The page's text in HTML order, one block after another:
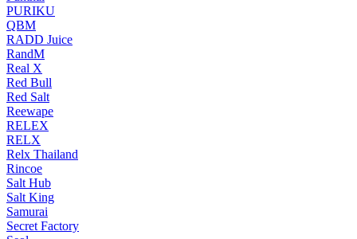
PURIKU
QBM
RADD Juice
RandM
Real X
Red Bull
Red Salt
Reewape
RELEX
RELX
Relx Thailand
Rincoe
Salt Hub
Salt King
Samurai
Secret Factory